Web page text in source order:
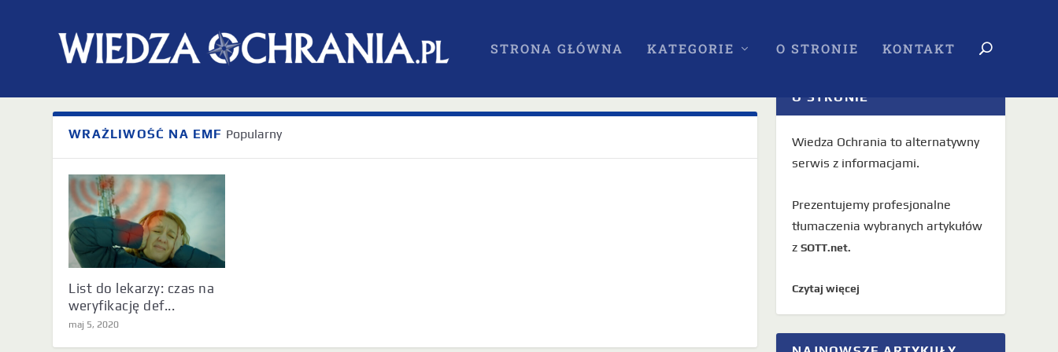
STRONA GŁÓWNA KATEGORIE O STRONIE KONTAKT
WRAŻLIWOŚĆ NA EMF Popularny
List do lekarzy: czas na
weryfikację def...
maj 5, 2020
O STRONIE
Wiedza Ochrania to alternatywny
serwis z informacjami.
Prezentujemy profesjonalne
tłumaczenia wybranych artykułów
zSOTT.net.
Czytaj więcej